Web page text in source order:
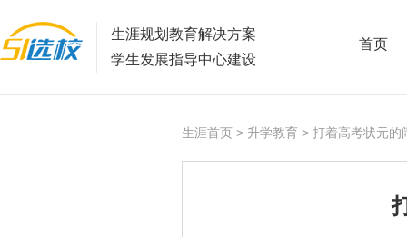
生涯规划教育解决方案
学生发展指导中心建设
首页
生涯首页 > 升学教育 > 打着高考状元的